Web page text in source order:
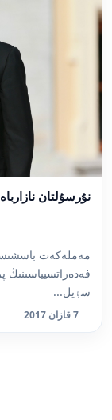
نۇرسۇلتان
مەملەكەت
فەدەراتسيياسىنىڭ
سٶيل...
7 قازان 2017